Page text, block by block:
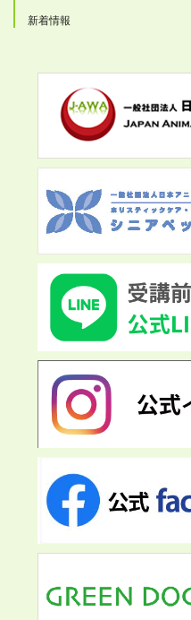
新着情報